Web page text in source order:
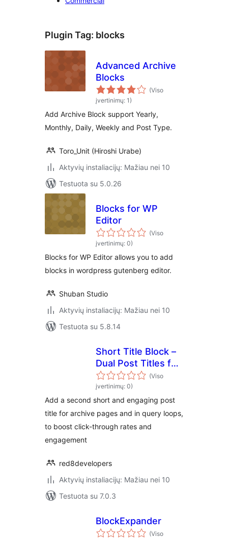
Plugin Tag: blocks
Advanced Archive
Blocks
(Viso
įvertinimų: 1)
Add Archive Block support Yearly,
Monthly, Daily, Weekly and Post Type.
Toro_Unit (Hiroshi Urabe)
Aktyvių instaliacijų: Mažiau nei 10
Testuota su 5.0.26
Blocks for WP
Editor
(Viso
įvertinimų: 0)
Blocks for WP Editor allows you to add
blocks in wordpress gutenberg editor.
Shuban Studio
Aktyvių instaliacijų: Mažiau nei 10
Testuota su 5.8.14
Short Title Block –
Dual Post Titles for
Better UX and SEO
Performance
(Viso
įvertinimų: 0)
Add a second short and engaging post
title for archive pages and in query loops,
to boost click-through rates and
engagement
red8developers
Aktyvių instaliacijų: Mažiau nei 10
Testuota su 7.0.3
BlockExpander
(Viso